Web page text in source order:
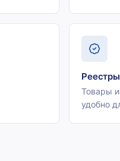
Товары
удобно